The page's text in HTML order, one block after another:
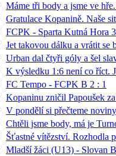
Máme tři body a jsme ve
Gratulace Kopanině. Naše
FCPK - Sparta Kutná Hora
Jet takovou dálku a vrátit se
Urban dal čtyři góly a šel
K výsledku 1:6 není co říct.
FC Tempo - FCPK B 2 : 1
Kopaninu zničil Papoušek
V pondělí si přečteme
Chtěli jsme body, má je
Šťastné vítězství. Rozhodla
Mladší žáci (U13) - Slovan